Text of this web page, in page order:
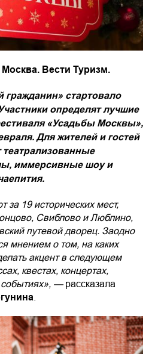
Вести Туризм.
гражданин» стартовало
определят лучшие
«Усадьбы Москвы»,
Для жителей и гостей
иммерсивные шоу и
за 19 исторических мест,
Свиблово и Люблино,
путевой дворец. Заодно
мнением о том, на каких
акцент в следующем
квестах, концертах,
событиях», —рассказала